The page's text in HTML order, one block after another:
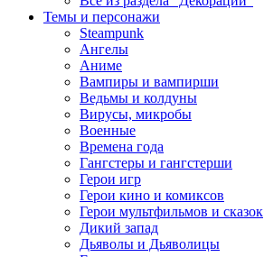
Темы и персонажи
Steampunk
Ангелы
Аниме
Вампиры и вампирши
Ведьмы и колдуны
Вирусы, микробы
Военные
Времена года
Гангстеры и гангстерши
Герои игр
Герои кино и комиксов
Герои мультфильмов и сказок
Дикий запад
Дьяволы и Дьяволицы